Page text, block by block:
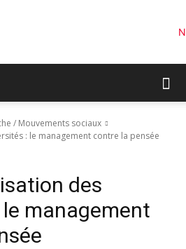
/ Mouvements sociaux
: le management contre la pensée
des
management